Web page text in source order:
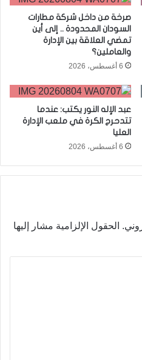
صرخة من داخل شركة مطارات
السودان المحدودة .. إلى أين
تمضي العلاقة بين الإدارة
والعاملين؟
6 أغسطس، 2026
عبد الإله النور يكتب: عندما
تتدحرج الكرة في ملعب الإدارة
العليا
6 أغسطس، 2026
الحقول الإلزامية مشار إليها